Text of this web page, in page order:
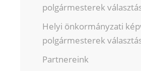
polgármesterek
Helyi önkormányzati
polgármesterek
Partnereink